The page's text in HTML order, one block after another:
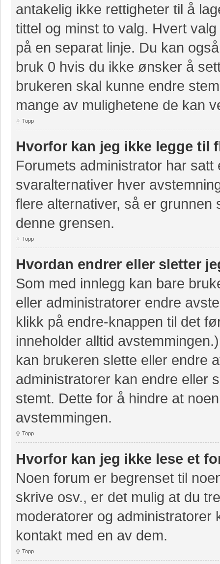
antakelig ikke rettigheter til å
tittel og minst to valg. Hvert
på en separat linje. Du kan
bruk 0 hvis du ikke ønsker å
brukeren skal kunne endre
mange av mulighetene de kan
Topp
Hvorfor kan jeg ikke legge til
Forumets administrator har
svaralternativer hver
flere alternativer, så er
denne grensen.
Topp
Hvordan endrer eller sletter
Som med innlegg kan bare
eller administratorer endre
klikk på endre-knappen til det
inneholder alltid
kan brukeren slette eller endre
administratorer kan endre eller
stemt. Dette for å hindre at
avstemmingen.
Topp
Hvorfor kan jeg ikke lese et
Noen forum er begrenset til
skrive osv., er det mulig at du
moderatorer og administratorer
kontakt med en av dem.
Topp